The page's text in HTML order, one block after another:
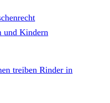
und Kindern